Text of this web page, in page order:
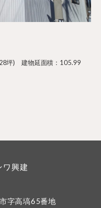
坪) 建物延面積：105.99
ワ興建
字高塙65番地